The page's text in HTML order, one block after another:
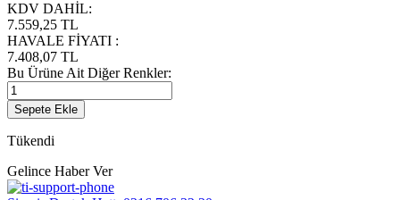
KDV DAHİL:
7.559,25 TL
HAVALE FİYATI :
7.408,07 TL
Bu Ürüne Ait Diğer Renkler:
Sepete Ekle
Tükendi
Gelince Haber Ver